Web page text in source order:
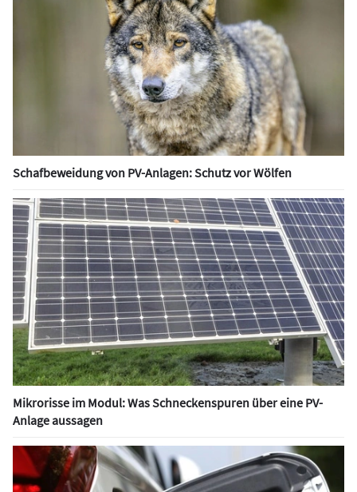
Schafbeweidung von PV-Anlagen: Schutz vor Wölfen
Mikrorisse im Modul: Was Schneckenspuren über eine PV-
Anlage aussagen